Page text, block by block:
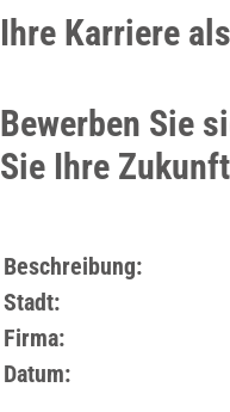
Ihre Karriere
Bewerben Sie
Sie Ihre Zukunft
Beschreibung:
Stadt:
Firma:
Datum: